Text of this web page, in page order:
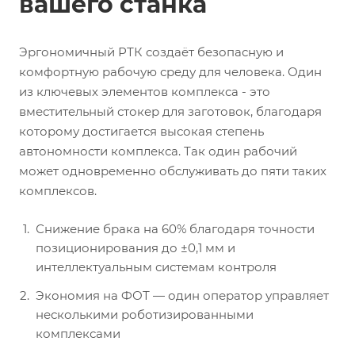
Эргономичный РТК создаёт безопасную и
комфортную рабочую среду для человека. Один
из ключевых элементов комплекса - это
вместительный стокер для заготовок, благодаря
которому достигается высокая степень
автономности комплекса. Так один рабочий
может одновременно обслуживать до пяти таких
комплексов.
Снижение брака на 60% благодаря точности
позиционирования до ±0,1 мм и
интеллектуальным системам контроля
Экономия на ФОТ — один оператор управляет
несколькими роботизированными
комплексами